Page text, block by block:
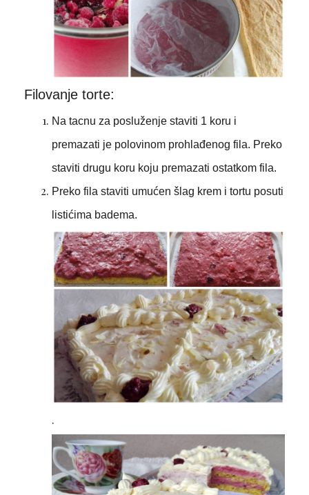
Filovanje torte:
Na tacnu za posluženje staviti 1 koru i
premazati je polovinom prohlađenog fila. Preko
staviti drugu koru koju premazati ostatkom fila.
Preko fila staviti umućen šlag krem i tortu posuti
listićima badema.
.